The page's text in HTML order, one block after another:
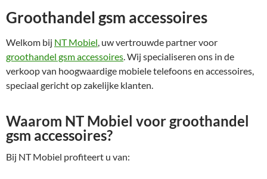
Groothandel gsm accessoires
Welkom bij NT Mobiel, uw vertrouwde partner voor
groothandel gsm accessoires. Wij specialiseren ons in de
verkoop van hoogwaardige mobiele telefoons en accessoires,
speciaal gericht op zakelijke klanten.
Waarom NT Mobiel voor groothandel
gsm accessoires?
Bij NT Mobiel profiteert u van: